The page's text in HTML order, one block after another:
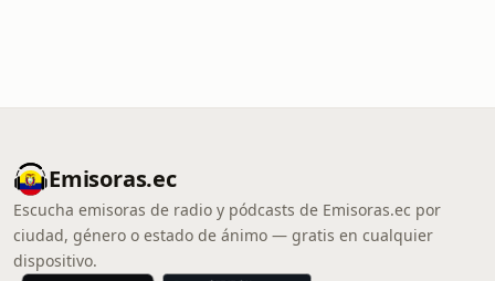
Emisoras.ec
Escucha emisoras de radio y pódcasts de Emisoras.ec por
ciudad, género o estado de ánimo — gratis en cualquier
dispositivo.